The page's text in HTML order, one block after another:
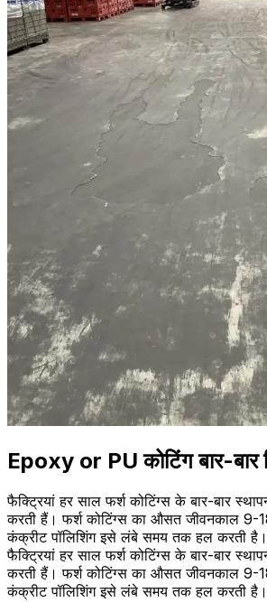
Epoxy or PU कोटिंग बार-बार
फैक्ट्रियां हर साल फर्श कोटिंग्स के बार-बार
करती हैं। फर्श कोटिंग्स का औसत जीवनकाल
कंक्रीट पॉलिशिंग इसे लंबे समय तक हल करती है।
फैक्ट्रियां हर साल फर्श कोटिंग्स के बार-बार
करती हैं। फर्श कोटिंग्स का औसत जीवनकाल
कंक्रीट पॉलिशिंग इसे लंबे समय तक हल करती है।